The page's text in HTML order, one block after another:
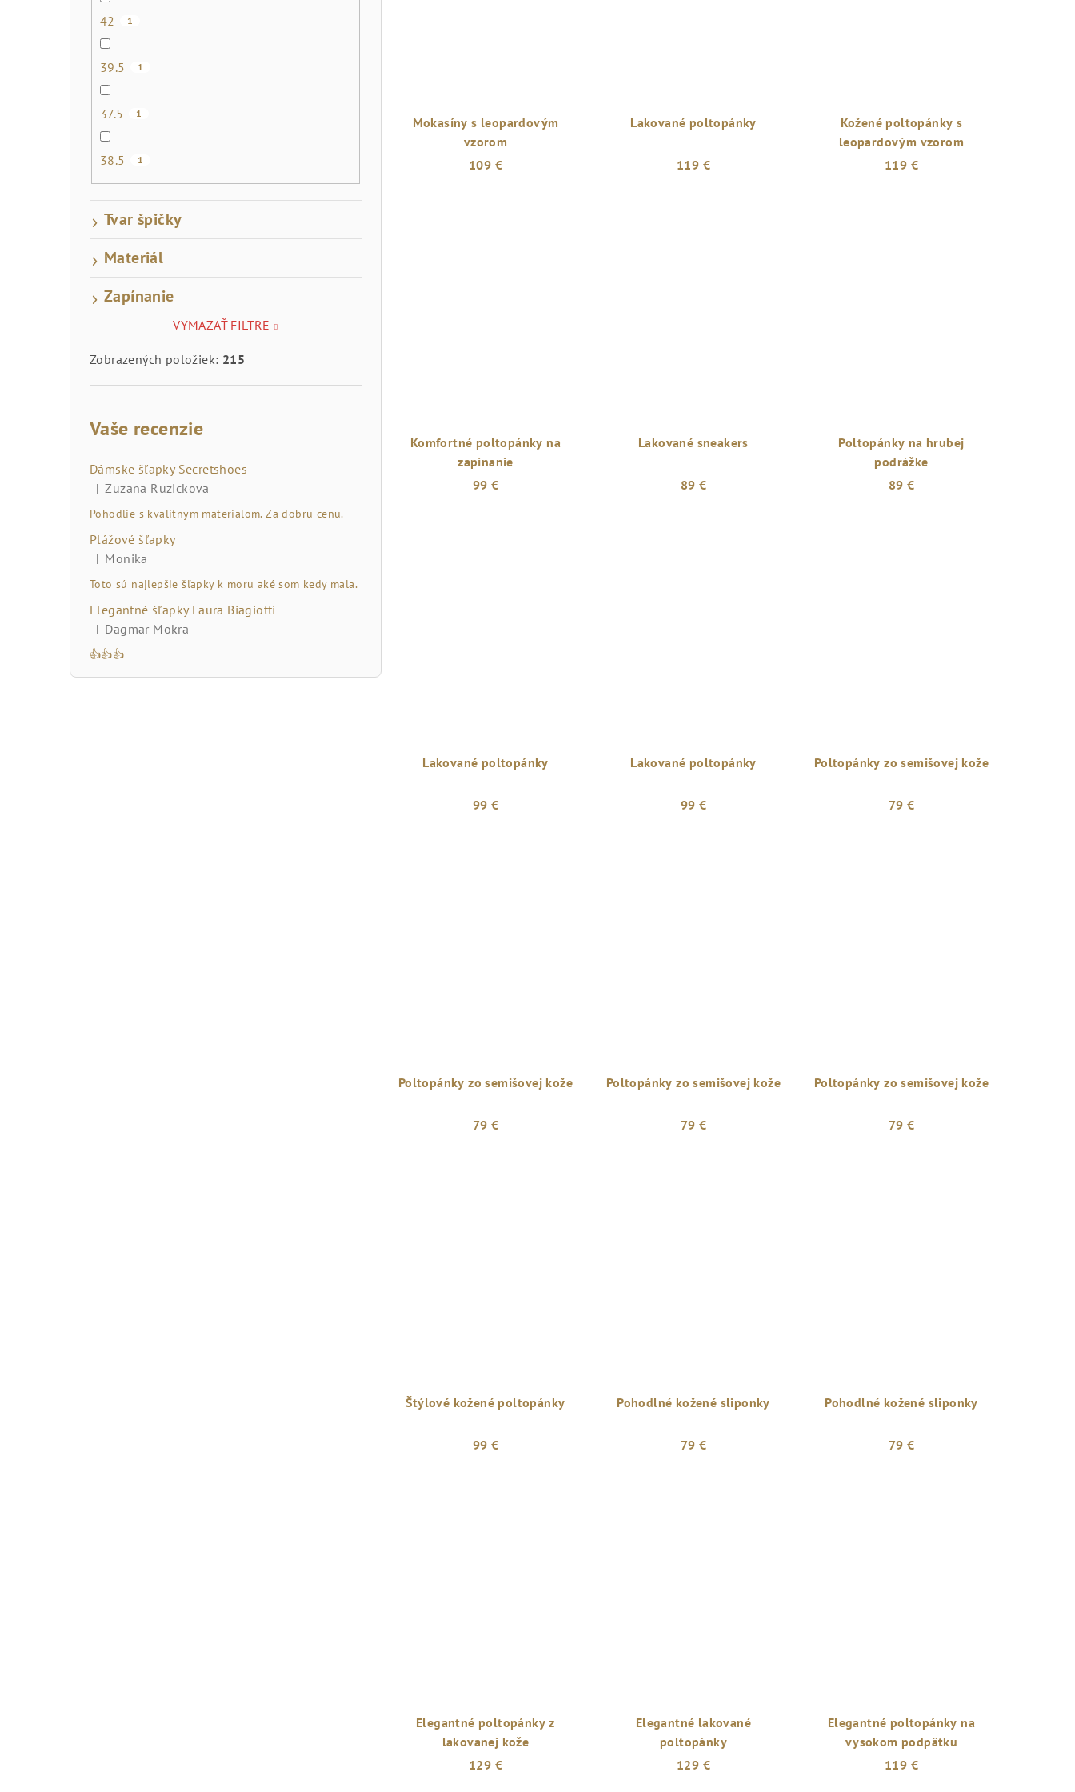
42 1
39.5 1
37.5 1
38.5 1
Tvar špičky
Materiál
Zapínanie
VYMAZAŤ FILTRE
Zobrazených položiek: 215
Vaše recenzie
Dámske šľapky Secretshoes
Hodnotenie produktu je 5 z 5 hviezdičiek.
| Zuzana Ruzickova
Pohodlie s kvalitnym materialom. Za dobru cenu.
Plážové šľapky
Hodnotenie produktu je 5 z 5 hviezdičiek.
| Monika
Toto sú najlepšie šľapky k moru aké som kedy mala.
Elegantné šľapky Laura Biagiotti
Hodnotenie produktu je 5 z 5 hviezdičiek.
| Dagmar Mokra
👍👍👍
Mokasíny s leopardovým
vzorom
109 €
Lakované poltopánky
119 €
Kožené poltopánky s
leopardovým vzorom
119 €
Komfortné poltopánky na
zapínanie
99 €
Lakované sneakers
89 €
Poltopánky na hrubej
podrážke
89 €
Lakované poltopánky
99 €
Lakované poltopánky
99 €
Poltopánky zo semišovej kože
79 €
Poltopánky zo semišovej kože
79 €
Poltopánky zo semišovej kože
79 €
Poltopánky zo semišovej kože
79 €
Štýlové kožené poltopánky
99 €
Pohodlné kožené sliponky
79 €
Pohodlné kožené sliponky
79 €
Elegantné poltopánky z
lakovanej kože
129 €
Elegantné lakované
poltopánky
129 €
Elegantné poltopánky na
vysokom podpätku
119 €